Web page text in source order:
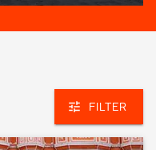
med kort.
jämfört med
finns ett brett utbud av
FILTER